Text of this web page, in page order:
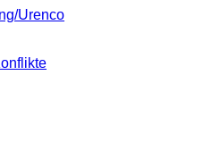
Urenco